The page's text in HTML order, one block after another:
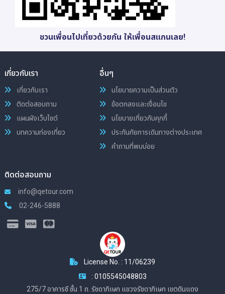
ชวนเพื่อนไปเที่ยวด้วยกัน ให้เพื่อนสแกนเลย!
เกี่ยวกับเรา
เกี่ยวกับเรา
ติดต่อสอบถาม
แผนผังเว็บไซต์
บทความท่องเที่ยว
อื่นๆ
นโยบายความเป็นส่วนตัว
ข้อตกลงและเงื่อนไข
นโยบายเกี่ยวกับคุกกี้
ประกันภัยการเดินทางต่างประเทศ
คำถามที่พบบ่อย
ติดต่อสอบถาม
info@qetour.com
02-246-5888
License No. : 11/06239
: 0105545048803
275/7 อาคารซี ชั้น 1 ถ. รัชดาภิเษก แขวงรัชดาภิเษก เขตดินแดง